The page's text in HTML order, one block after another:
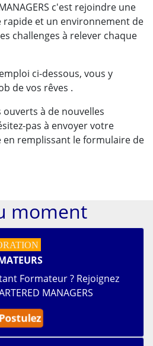
c'est rejoindre une
rapide et un environnement de
challenges à relever chaque
ci-dessous, vous y
de vos rêves .
ouverts à de nouvelles
pas à envoyer votre
remplissant le formulaire de
moment
Formateur ? Rejoignez
MANAGERS
Postulez